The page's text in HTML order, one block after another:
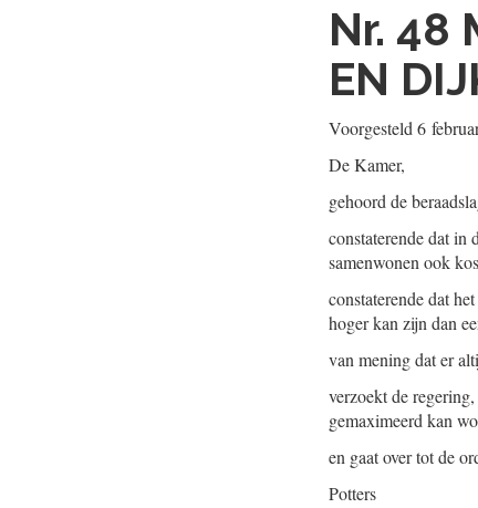
Nr. 48
EN
Voorgesteld 6
De Kamer,
gehoord de
constaterende dat in
samenwonen ook
constaterende dat
hoger kan zijn dan
van mening dat er
verzoekt de
gemaximeerd kan
en gaat over tot de
Potters